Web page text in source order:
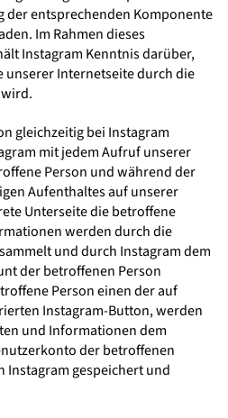
der entsprechenden Komponente
Im Rahmen dieses
Instagram Kenntnis darüber,
Internetseite durch die
gleichzeitig bei Instagram
mit jedem Aufruf unserer
Person und während der
Aufenthaltes auf unserer
Unterseite die betroffene
werden durch die
und durch Instagram dem
der betroffenen Person
Person einen der auf
Instagram-Button, werden
und Informationen dem
der betroffenen
Instagram gespeichert und